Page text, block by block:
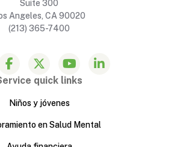
Suite 300
Angeles, CA 90020
(213) 365-7400
quick links
Niños y jóvenes
en Salud Mental